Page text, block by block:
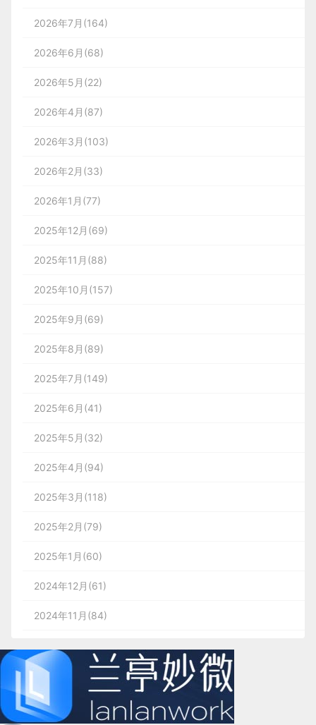
2026年7月(164)
2026年6月(68)
2026年5月(22)
2026年4月(87)
2026年3月(103)
2026年2月(33)
2026年1月(77)
2025年12月(69)
2025年11月(88)
2025年10月(157)
2025年9月(69)
2025年8月(89)
2025年7月(149)
2025年6月(41)
2025年5月(32)
2025年4月(94)
2025年3月(118)
2025年2月(79)
2025年1月(60)
2024年12月(61)
2024年11月(84)
2024年9月(144)
2024年8月(164)